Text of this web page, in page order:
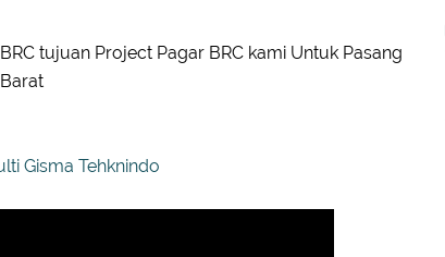
tujuan Project Pagar BRC kami Untuk Pasang
Gisma Tehknindo